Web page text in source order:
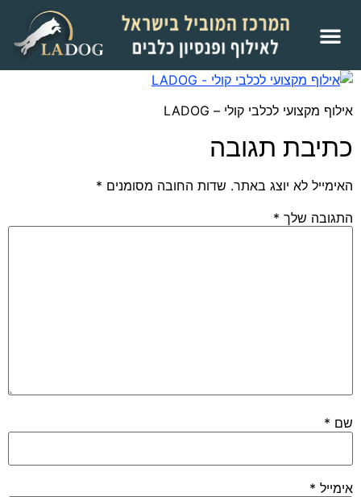
אילוף מקצועי לכלבי קולי – LADOG
כתיבת תגובה
האימייל לא יוצג באתר. שדות החובה מסומנים *
התגובה שלך *
שם *
אימייל *